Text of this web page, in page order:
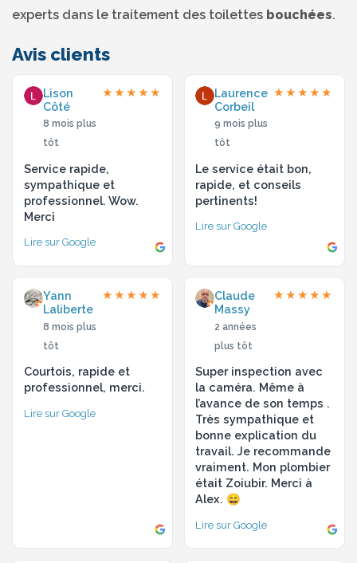
experts dans le traitement des toilettes bouchées.
Avis clients
Lison
Côté
8 mois plus
tôt
★★★★★
Service rapide,
sympathique et
professionnel. Wow.
Merci
Lire sur Google
Laurence
Corbeil
9 mois plus
tôt
★★★★★
Le service était bon,
rapide, et conseils
pertinents!
Lire sur Google
Yann
Laliberte
8 mois plus
tôt
★★★★★
Courtois, rapide et
professionnel, merci.
Lire sur Google
Claude
Massy
2 années
plus tôt
★★★★★
Super inspection avec
la caméra. Même à
l’avance de son temps .
Très sympathique et
bonne explication du
travail. Je recommande
vraiment. Mon plombier
était Zoiubir. Merci à
Alex. 😄
Lire sur Google